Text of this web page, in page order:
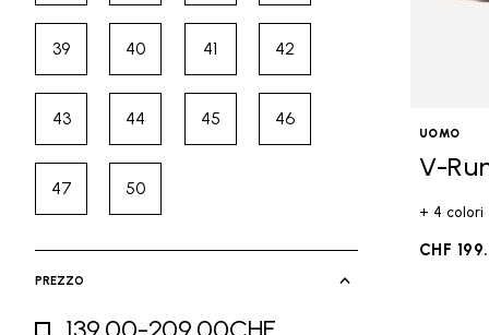
39Refine by Taglia: 39
40Refine by Taglia: 40
41Refine by Taglia: 41
42Refine by Taglia: 42
43Refine by Taglia: 43
44Refine by Taglia: 44
45Refine by Taglia: 45
46Refine by Taglia: 46
47Refine by Taglia: 47
50Refine by Taglia: 50
PREZZO
139.00-209.00CHF
UOMO
V-
+ 4 colori
CHF